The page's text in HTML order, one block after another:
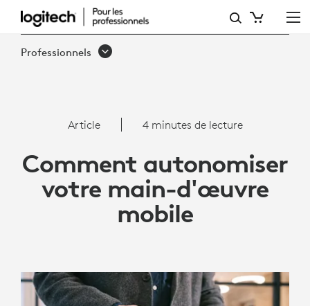
AUTONOMISEZ
VOTRE
MOBILE
OUTILS
AMÉLIORER
Professionnels
Article 4 minutes de lecture
Comment autonomiser
votre main-d'œuvre
mobile